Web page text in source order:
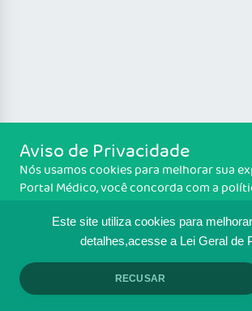
Este site utiliza cookies para
detalhes,acesse a Lei Geral de
RECUSAR
Aviso de Privacidade
Nós usamos cookies para melhorar sua
Portal Médico, você concorda com a
clique em ACEITO.